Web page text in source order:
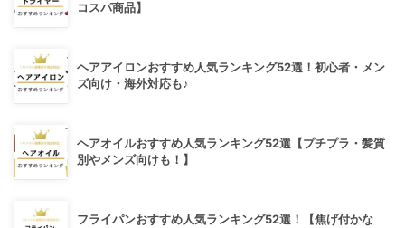
コスパ商品】
ヘアアイロンおすすめ人気ランキング52選！初心者・メン
ズ向け・海外対応も♪
ヘアオイルおすすめ人気ランキング52選【プチプラ・髪質
別やメンズ向けも！】
フライパンおすすめ人気ランキング52選！【焦げ付かな